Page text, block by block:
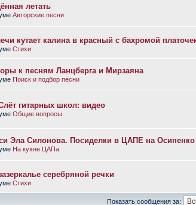
летать
Авторские песни
кутает калина в красный с бахромой
Стихи
к песням Ланцберга и Мирзаяна
Поиск и подбор песни
гитарных школ: видео
Общие вопросы
Эла Силонова. Посиделки в ЦАПЕ на Осипенко
На кухне ЦАПа
серебряной речки
Стихи
Показать сообщения за: